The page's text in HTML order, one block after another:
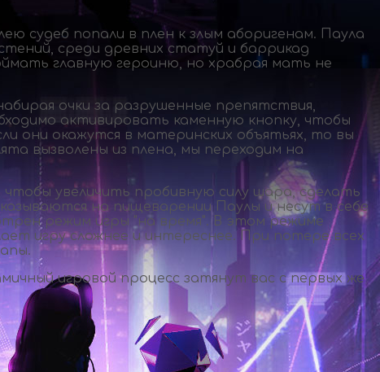
судеб попали в плен к злым аборигенам. Паула
среди древних статуй и баррикад
главную героиню, но храбрая мать не
очки за разрушенные препятствия,
активировать каменную кнопку, чтобы
они окажутся в материнских объятьях, то вы
вызволены из плена, мы переходим на
увеличить пробивную силу шара, сделать
на пищеварении Паулы и несут в себе
режим игры "на время". В этом режиме
игру сложнее и интереснее. При потере всех
игровой процесс затянут вас с первых же